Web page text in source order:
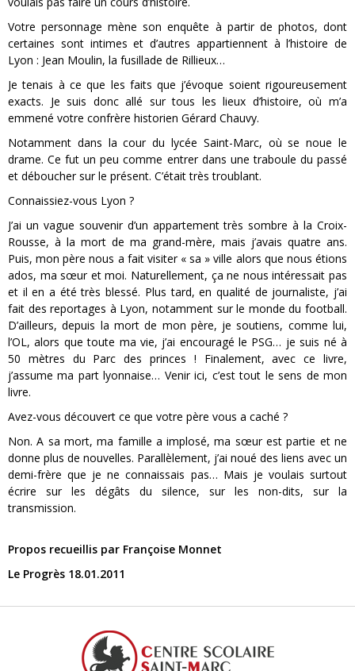
Votre personnage mène son enquête à partir de photos, dont
certaines sont intimes et d’autres appartiennent à l’histoire de
Lyon : Jean Moulin, la fusillade de Rillieux…
Je tenais à ce que les faits que j’évoque soient rigoureusement
exacts. Je suis donc allé sur tous les lieux d’histoire, où m’a
emmené votre confrère historien Gérard Chauvy.
Notamment dans la cour du lycée Saint-Marc, où se noue le
drame. Ce fut un peu comme entrer dans une traboule du passé
et déboucher sur le présent. C’était très troublant.
Connaissiez-vous Lyon ?
J’ai un vague souvenir d’un appartement très sombre à la Croix-
Rousse, à la mort de ma grand-mère, mais j’avais quatre ans.
Puis, mon père nous a fait visiter « sa » ville alors que nous étions
ados, ma sœur et moi. Naturellement, ça ne nous intéressait pas
et il en a été très blessé. Plus tard, en qualité de journaliste, j’ai
fait des reportages à Lyon, notamment sur le monde du football.
D’ailleurs, depuis la mort de mon père, je soutiens, comme lui,
l’OL, alors que toute ma vie, j’ai encouragé le PSG… je suis né à
50 mètres du Parc des princes ! Finalement, avec ce livre,
j’assume ma part lyonnaise… Venir ici, c’est tout le sens de mon
livre.
Avez-vous découvert ce que votre père vous a caché ?
Non. A sa mort, ma famille a implosé, ma sœur est partie et ne
donne plus de nouvelles. Parallèlement, j’ai noué des liens avec un
demi-frère que je ne connaissais pas… Mais je voulais surtout
écrire sur les dégâts du silence, sur les non-dits, sur la
transmission.
Propos recueillis par Françoise Monnet
Le Progrès 18.01.2011